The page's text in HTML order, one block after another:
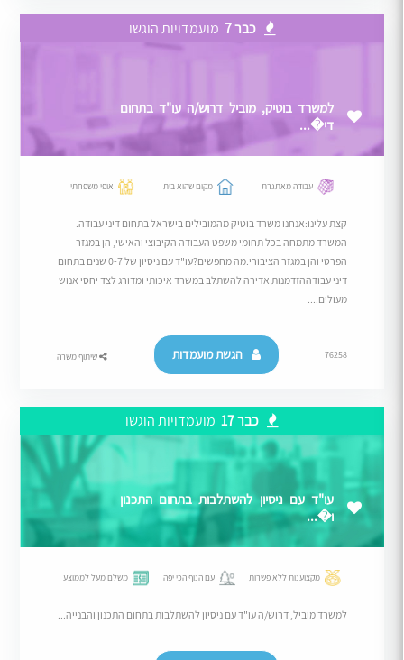
כבר 7 מועמדויות הוגשו
למשרד בוטיק, מוביל דרוש/ה עו"ד בתחום
די�...
עבודה מאתגרת מקום שהוא בית אופי משפחתי
קצת עלינו:אנחנו משרד בוטיק מהמובילים בישראל בתחום דיני עבודה.
המשרד מתמחה בכל תחומי משפט העבודה הקיבוצי והאישי, הן במגזר
הפרטי והן במגזר הציבורי.מה מחפשים?עו"ד עם ניסיון של 0-7 שנים בתחום
דיני עבודההזדמנות אדירה להשתלב במשרד איכותי ומדורג לצד יחסי אנוש
מעולים....
76258 הגשת מועמדות שיתוף משרה
כבר 17 מועמדויות הוגשו
עו"ד עם ניסיון להשתלבות בתחום התכנון
ו�...
מקצוענות ללא פשרות עם הנוף הכי יפה משלם מעל לממוצע
למשרד מוביל, דרוש/ה עו"ד עם ניסיון להשתלבות בתחום התכנון והבנייה...